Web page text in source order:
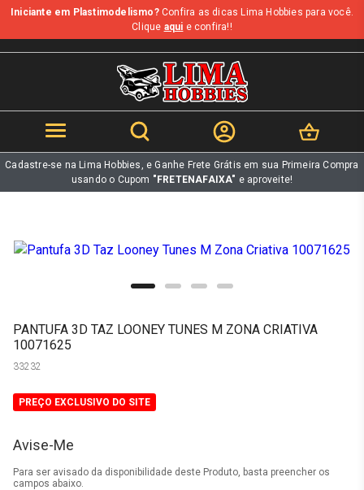
b
Iniciante em Plastimodelismo?Confira as dicas Lima Hobbies para você.
Clique aqui e confira!!
Cadastre-se na Lima Hobbies, e Ganhe Frete Grátis em sua Primeira Compra
usando o Cupom "FRETENAFAIXA" e aproveite!
PANTUFA 3D TAZ LOONEY TUNES M ZONA CRIATIVA
10071625
33232
PREÇO EXCLUSIVO DO SITE
Avise-Me
Para ser avisado da disponibilidade deste Produto, basta preencher os
campos abaixo.